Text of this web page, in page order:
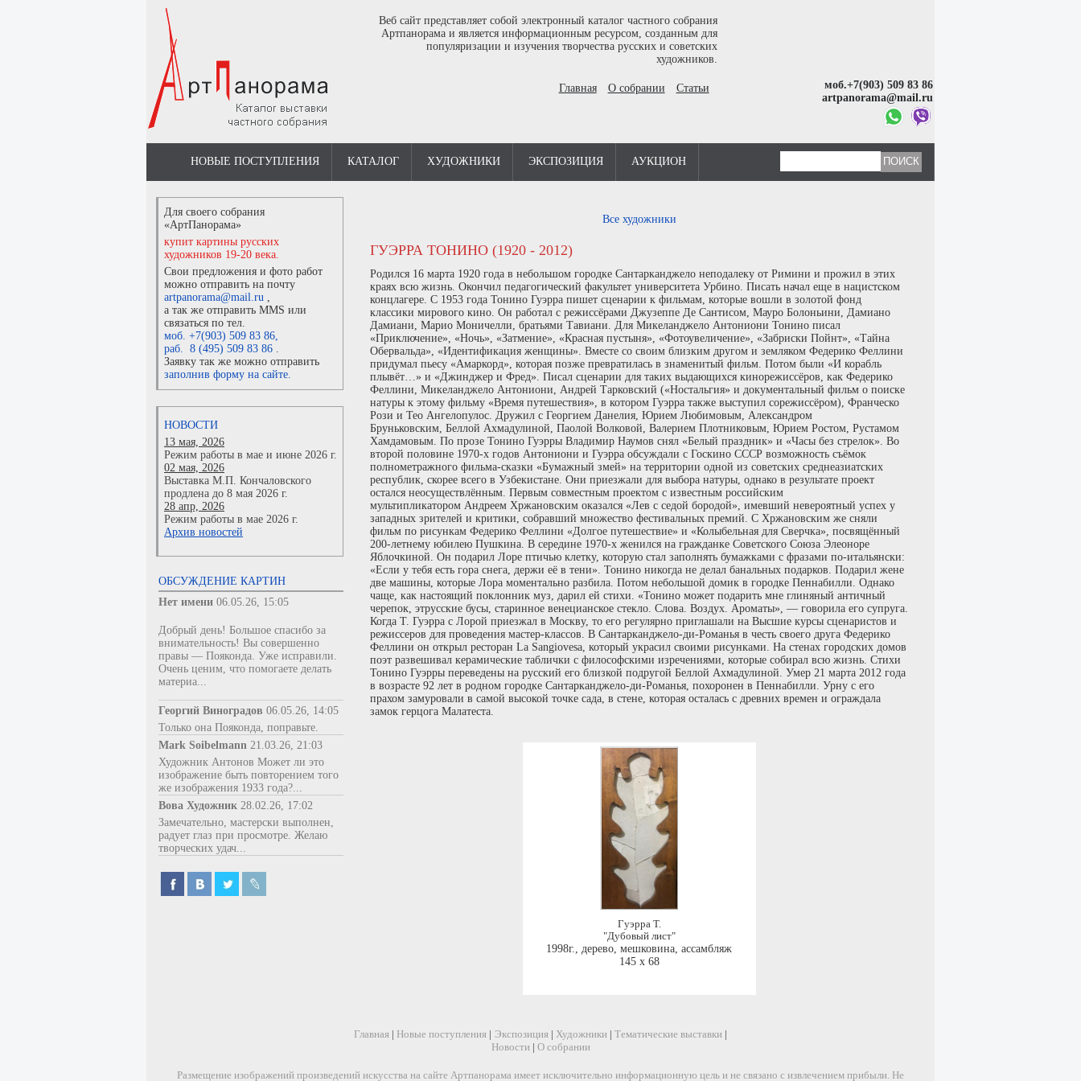
Веб сайт представляет собой электронный каталог частного собрания
Артпанорама и является информационным ресурсом, созданным для
популяризации и изучения творчества русских и советских
художников.
Главная О собрании Статьи
моб.+7(903) 509 83 86
artpanorama@mail.ru
НОВЫЕ ПОСТУПЛЕНИЯ КАТАЛОГ ХУДОЖНИКИ ЭКСПОЗИЦИЯ АУКЦИОН
Для своего собрания
«АртПанорама»
купит картины русских
художников 19-20 века.
Свои предложения и фото работ
можно отправить на почту
artpanorama@mail.ru ,
а так же отправить MMS или
связаться по тел.
моб. +7(903) 509 83 86,
раб. 8 (495) 509 83 86 .
Заявку так же можно отправить
заполнив форму на сайте.
НОВОСТИ
13 мая, 2026
Режим работы в мае и июне 2026 г.
02 мая, 2026
Выставка М.П. Кончаловского
продлена до 8 мая 2026 г.
28 апр, 2026
Режим работы в мае 2026 г.
Архив новостей
ОБСУЖДЕНИЕ КАРТИН
Нет имени 06.05.26, 15:05
Добрый день! Большое спасибо за
внимательность! Вы совершенно
правы — Пояконда. Уже исправили.
Очень ценим, что помогаете делать
материа...
Георгий Виноградов 06.05.26, 14:05
Только она Пояконда, поправьте.
Mark Soibelmann 21.03.26, 21:03
Художник Антонов Может ли это
изображение быть повторением того
же изображения 1933 года?...
Вова Художник 28.02.26, 17:02
Замечательно, мастерски выполнен,
радует глаз при просмотре. Желаю
творческих удач...
Все художники
ГУЭРРА ТОНИНО (1920 - 2012)
Родился 16 марта 1920 года в небольшом городке Сантарканджело неподалеку от Римини и прожил в этих
краях всю жизнь. Окончил педагогический факультет университета Урбино. Писать начал еще в нацистском
концлагере. С 1953 года Тонино Гуэрра пишет сценарии к фильмам, которые вошли в золотой фонд
классики мирового кино. Он работал с режиссёрами Джузеппе Де Сантисом, Мауро Болоньини, Дамиано
Дамиани, Марио Моничелли, братьями Тавиани. Для Микеланджело Антониони Тонино писал
«Приключение», «Ночь», «Затмение», «Красная пустыня», «Фотоувеличение», «Забриски Пойнт», «Тайна
Обервальда», «Идентификация женщины». Вместе со своим близким другом и земляком Федерико Феллини
придумал пьесу «Амаркорд», которая позже превратилась в знаменитый фильм. Потом были «И корабль
плывёт…» и «Джинджер и Фред». Писал сценарии для таких выдающихся кинорежиссёров, как Федерико
Феллини, Микеланджело Антониони, Андрей Тарковский («Ностальгия» и документальный фильм о поиске
натуры к этому фильму «Время путешествия», в котором Гуэрра также выступил сорежиссёром), Франческо
Рози и Тео Ангелопулос. Дружил с Георгием Данелия, Юрием Любимовым, Александром
Бруньковским, Беллой Ахмадулиной, Паолой Волковой, Валерием Плотниковым, Юрием Ростом, Рустамом
Хамдамовым. По прозе Тонино Гуэрры Владимир Наумов снял «Белый праздник» и «Часы без стрелок». Во
второй половине 1970-х годов Антониони и Гуэрра обсуждали с Госкино СССР возможность съёмок
полнометражного фильма-сказки «Бумажный змей» на территории одной из советских среднеазиатских
республик, скорее всего в Узбекистане. Они приезжали для выбора натуры, однако в результате проект
остался неосуществлённым. Первым совместным проектом с известным российским
мультипликатором Андреем Хржановским оказался «Лев с седой бородой», имевший невероятный успех у
западных зрителей и критики, собравший множество фестивальных премий. С Хржановским же сняли
фильм по рисункам Федерико Феллини «Долгое путешествие» и «Колыбельная для Сверчка», посвящённый
200-летнему юбилею Пушкина. В середине 1970-х женился на гражданке Советского Союза Элеоноре
Яблочкиной. Он подарил Лоре птичью клетку, которую стал заполнять бумажками с фразами по-итальянски:
«Если у тебя есть гора снега, держи её в тени». Тонино никогда не делал банальных подарков. Подарил жене
две машины, которые Лора моментально разбила. Потом небольшой домик в городке Пеннабилли. Однако
чаще, как настоящий поклонник муз, дарил ей стихи. «Тонино может подарить мне глиняный античный
черепок, этрусские бусы, старинное венецианское стекло. Слова. Воздух. Ароматы», — говорила его супруга.
Когда Т. Гуэрра с Лорой приезжал в Москву, то его регулярно приглашали на Высшие курсы сценаристов и
режиссеров для проведения мастер-классов. В Сантарканджело-ди-Романья в честь своего друга Федерико
Феллини он открыл ресторан La Sangiovesa, который украсил своими рисунками. На стенах городских домов
поэт развешивал керамические таблички с философскими изречениями, которые собирал всю жизнь. Стихи
Тонино Гуэрры переведены на русский его близкой подругой Беллой Ахмадулиной. Умер 21 марта 2012 года
в возрасте 92 лет в родном городке Сантарканджело-ди-Романья, похоронен в Пеннабилли. Урну с его
прахом замуровали в самой высокой точке сада, в стене, которая осталась с древних времен и ограждала
замок герцога Малатеста.
Гуэрра Т.
"Дубовый лист"
1998г., дерево, мешковина, ассамбляж
145 x 68
Главная Новые поступления Экспозиция Художники Тематические выставки
Новости
О собрании
Размещение изображений произведений искусства на сайте Артпанорама имеет исключительно информационную цель и не связано с извлечением прибыли. Не